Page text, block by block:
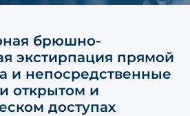
брюшно-
экстирпация прямой
и непосредственные
открытом и
доступах